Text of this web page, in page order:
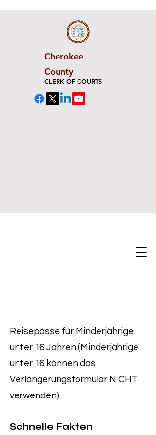
Cherokee
County
CLERK OF COURTS
Reisepässe für Minderjährige
unter 16 Jahren (Minderjährige
unter 16 können das
Verlängerungsformular NICHT
verwenden)
Schnelle Fakten